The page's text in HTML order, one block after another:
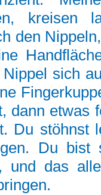
kreisen
den
sich
dann etwas
Du stöhnst
Du
und das